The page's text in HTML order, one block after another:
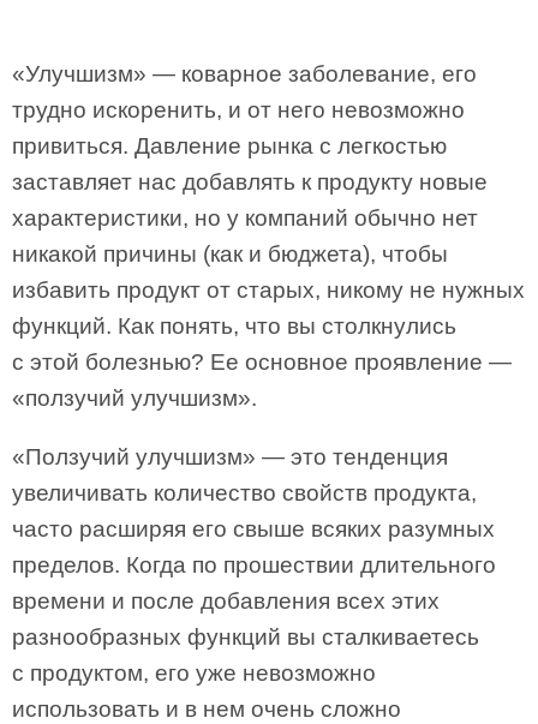
«Улучшизм» — коварное заболевание, его
трудно искоренить, и от него невозможно
привиться. Давление рынка с легкостью
заставляет нас добавлять к продукту новые
характеристики, но у компаний обычно нет
никакой причины (как и бюджета), чтобы
избавить продукт от старых, никому не нужных
функций. Как понять, что вы столкнулись
с этой болезнью? Ее основное проявление —
«ползучий улучшизм».
«Ползучий улучшизм» — это тенденция
увеличивать количество свойств продукта,
часто расширяя его свыше всяких разумных
пределов. Когда по прошествии длительного
времени и после добавления всех этих
разнообразных функций вы сталкиваетесь
с продуктом, его уже невозможно
использовать и в нем очень сложно